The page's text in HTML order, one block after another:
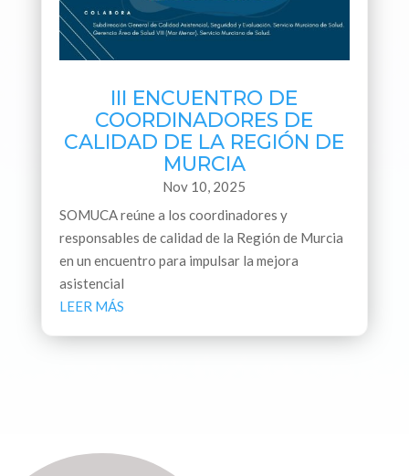
III ENCUENTRO DE
COORDINADORES DE
CALIDAD DE LA REGIÓN DE
MURCIA
Nov 10, 2025
SOMUCA reúne a los coordinadores y
responsables de calidad de la Región de Murcia
en un encuentro para impulsar la mejora
asistencial
LEER MÁS